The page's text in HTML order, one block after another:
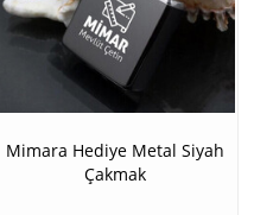
Mimara Hediye Metal Siyah
Çakmak